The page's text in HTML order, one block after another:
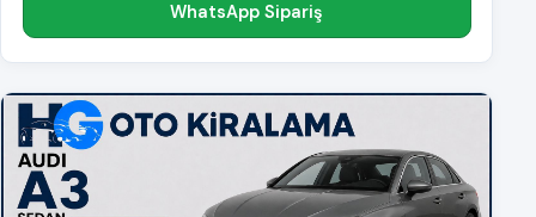
WhatsApp Sipariş